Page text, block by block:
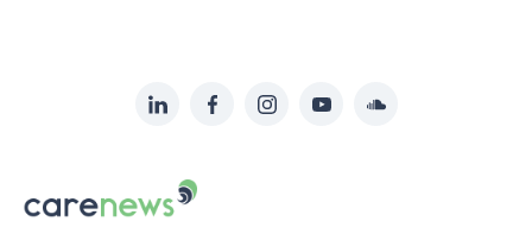
sur:
LinkedInFacebookInstagramYouTubeSoundcloud
Le